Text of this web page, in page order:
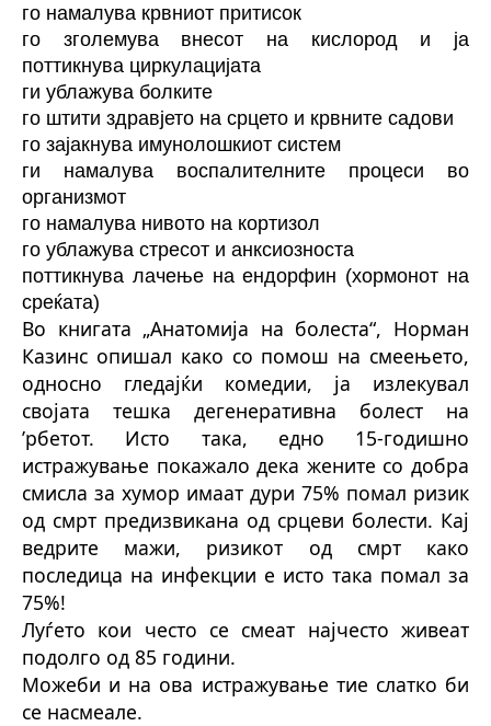
го намалува крвниот притисок
го зголемува внесот на кислород и ја
поттикнува циркулацијата
ги ублажува болките
го штити здравјето на срцето и крвните садови
го зајакнува имунолошкиот систем
ги намалува воспалителните процеси во
организмот
го намалува нивото на кортизол
го ублажува стресот и анксиозноста
поттикнува лачење на ендорфин (хормонот на
среќата)
Во книгата „Анатомија на болеста“, Норман
Казинс опишал како со помош на смеењето,
односно гледајќи комедии, ја излекувал
својата тешка дегенеративна болест на
’рбетот. Исто така, едно 15-годишно
истражување покажало дека жените со добра
смисла за хумор имаат дури 75% помал ризик
од смрт предизвикана од срцеви болести. Кај
ведрите мажи, ризикот од смрт како
последица на инфекции е исто така помал за
75%!
Луѓето кои често се смеат најчесто живеат
подолго од 85 години.
Можеби и на ова истражување тие слатко би
се насмеале.